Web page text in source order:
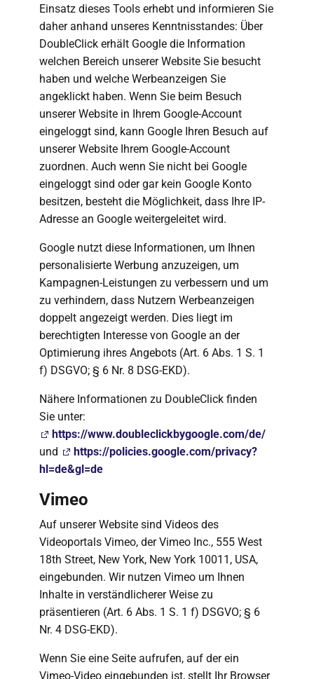
Einsatz dieses Tools erhebt und informieren Sie
daher anhand unseres Kenntnisstandes: Über
DoubleClick erhält Google die Information
welchen Bereich unserer Website Sie besucht
haben und welche Werbeanzeigen Sie
angeklickt haben. Wenn Sie beim Besuch
unserer Website in Ihrem Google-Account
eingeloggt sind, kann Google Ihren Besuch auf
unserer Website Ihrem Google-Account
zuordnen. Auch wenn Sie nicht bei Google
eingeloggt sind oder gar kein Google Konto
besitzen, besteht die Möglichkeit, dass Ihre IP-
Adresse an Google weitergeleitet wird.
Google nutzt diese Informationen, um Ihnen
personalisierte Werbung anzuzeigen, um
Kampagnen-Leistungen zu verbessern und um
zu verhindern, dass Nutzern Werbeanzeigen
doppelt angezeigt werden. Dies liegt im
berechtigten Interesse von Google an der
Optimierung ihres Angebots (Art. 6 Abs. 1 S. 1
f) DSGVO; § 6 Nr. 8 DSG-EKD).
Nähere Informationen zu DoubleClick finden
Sie unter:
https://www.doubleclickbygoogle.com/de/
und
https://policies.google.com/privacy?
hl=de&gl=de
Vimeo
Auf unserer Website sind Videos des
Videoportals Vimeo, der Vimeo Inc., 555 West
18th Street, New York, New York 10011, USA,
eingebunden. Wir nutzen Vimeo um Ihnen
Inhalte in verständlicherer Weise zu
präsentieren (Art. 6 Abs. 1 S. 1 f) DSGVO; § 6
Nr. 4 DSG-EKD).
Wenn Sie eine Seite aufrufen, auf der ein
Vimeo-Video eingebunden ist, stellt Ihr Browser